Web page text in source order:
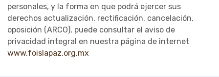
personales, y la forma en que podrá ejercer sus
derechos actualización, rectificación, cancelación,
oposición (ARCO), puede consultar el aviso de
privacidad integral en nuestra página de internet
www.foislapaz.org.mx